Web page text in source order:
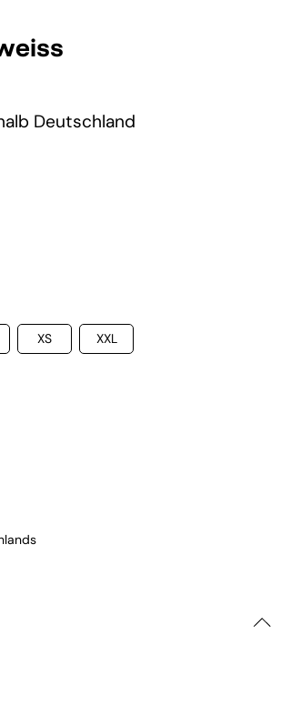
Deutschland
XS XXL